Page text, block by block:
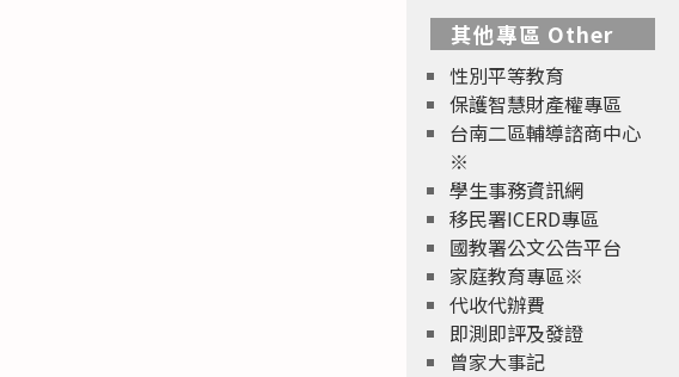
其他專區 Other
性別平等教育
保護智慧財產權專區
台南二區輔導諮商中心
※
學生事務資訊網
移民署ICERD專區
國教署公文公告平台
家庭教育專區※
代收代辦費
即測即評及發證
曾家大事記